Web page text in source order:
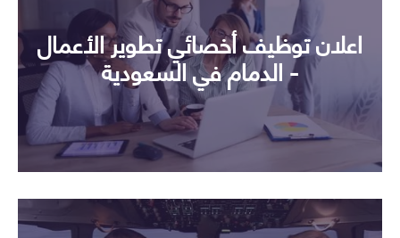
اعلان توظيف أخصائي تطوير الأعمال
- الدمام في السعودية